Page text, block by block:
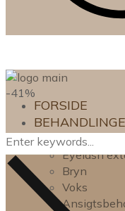
FORSIDE
Lash lift
Eyelash
Bryn
Voks
-41%